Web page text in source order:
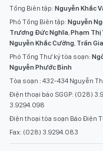
Tổng Biên tập: Nguyễn Khắc
Phó Tổng Biên tập: Nguyễn
Trương Đức Nghĩa Phạm Thị
Nguyễn Khắc Cường Trần
Phó Tổng Thư ký tòa soạn:
Nguyễn Phước Bình
Tòa soạn : 432-434 Nguyễn
Điện thoại báo SGGP: (028)
3.9294.098
Điện thoại tòa soạn Báo Điện
Fax: (028) 3.9294.083